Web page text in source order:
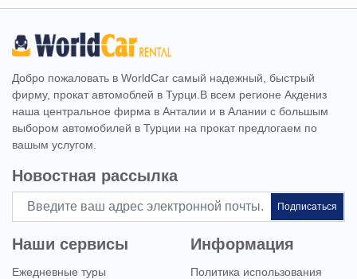
Добро пожаловать в WorldCar самый надежный, быстрый
фирму, прокат автомоблей в Турци.В всем регионе Акдениз
наша центральное фирма в Анталии и в Алании с большым
выбором автомобилей в Турции на прокат предлогаем по
вашым услугом.
Новостная рассылка
Подписаться
Наши сервисы
Ежедневные туры
Информация
Политика использования